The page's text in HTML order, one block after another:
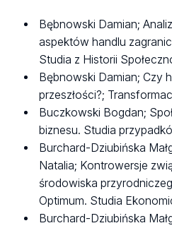
Bębnowski Damian;
aspektów handlu
Studia z Historii
Bębnowski Damian; Czy
przeszłości?;
Buczkowski Bogdan;
biznesu. Studia
Burchard-Dziubińska
Natalia; Kontrowersje
środowiska
Optimum. Studia
Burchard-Dziubińska